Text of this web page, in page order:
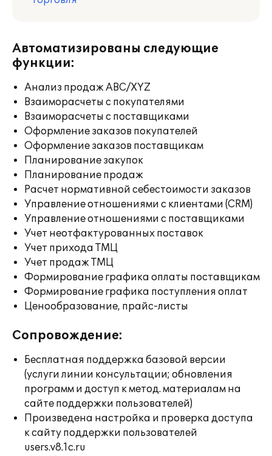
Автоматизированы следующие
функции:
Анализ продаж ABC/XYZ
Взаиморасчеты с покупателями
Взаиморасчеты с поставщиками
Оформление заказов покупателей
Оформление заказов поставщикам
Планирование закупок
Планирование продаж
Расчет нормативной себестоимости заказов
Управление отношениями с клиентами (CRM)
Управление отношениями с поставщиками
Учет неотфактурованных поставок
Учет прихода ТМЦ
Учет продаж ТМЦ
Формирование графика оплаты поставщикам
Формирование графика поступления оплат
Ценообразование, прайс-листы
Сопровождение:
Бесплатная поддержка базовой версии
(услуги линии консультации; обновления
программ и доступ к метод. материалам на
сайте поддержки пользователей)
Произведена настройка и проверка доступа
к сайту поддержки пользователей
users.v8.1c.ru